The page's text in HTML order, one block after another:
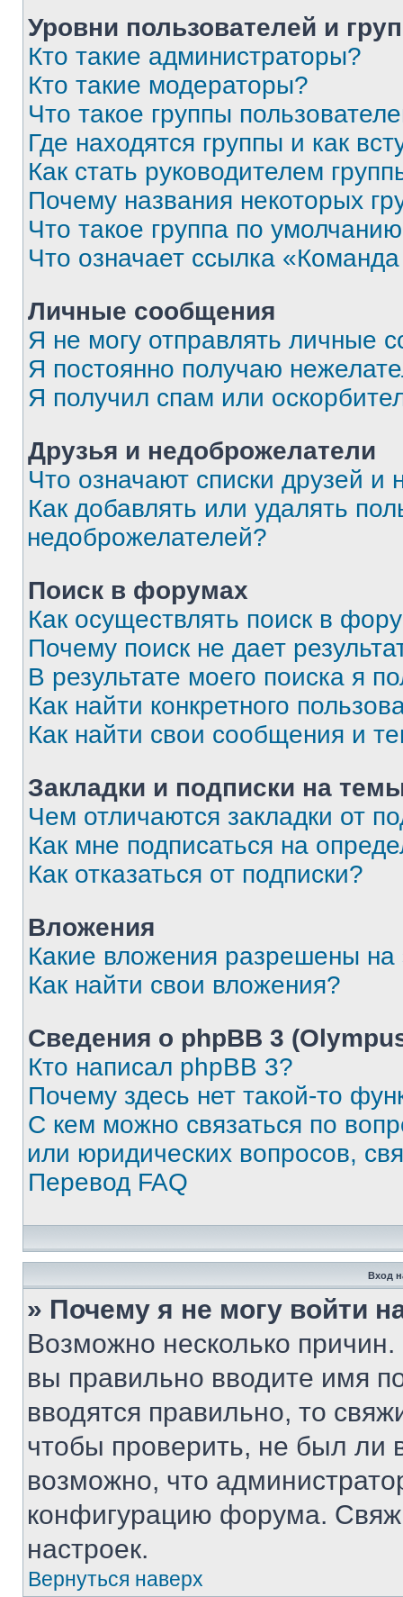
Уровни пользователей и
Кто такие администраторы?
Кто такие модераторы?
Что такое группы
Где находятся группы и как
Как стать руководителем
Почему названия некоторых
Что такое группа по
Что означает ссылка
Личные сообщения
Я не могу отправлять личные
Я постоянно получаю
Я получил спам или
Друзья и недоброжелатели
Что означают списки друзей и
Как добавлять или удалять
недоброжелателей?
Поиск в форумах
Как осуществлять поиск в
Почему поиск не дает
В результате моего поиска я
Как найти конкретного
Как найти свои сообщения и
Закладки и подписки на
Чем отличаются закладки от
Как мне подписаться на
Как отказаться от подписки?
Вложения
Какие вложения разрешены
Как найти свои вложения?
Сведения о phpBB 3
Кто написал phpBB 3?
Почему здесь нет такой-то
С кем можно связаться по
или юридических вопросов,
Перевод FAQ
Вход
» Почему я не могу войти
Возможно несколько
вы правильно вводите имя
вводятся правильно, то
чтобы проверить, не был ли
возможно, что
конфигурацию форума.
настроек.
Вернуться наверх